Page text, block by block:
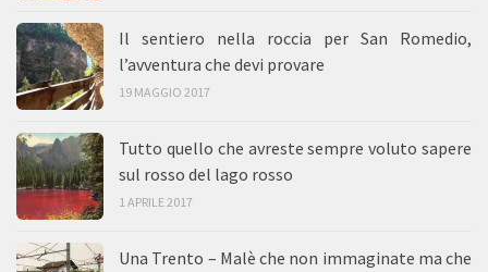
Il sentiero nella roccia per San Romedio,
l’avventura che devi provare
19 MAGGIO 2017
Tutto quello che avreste sempre voluto sapere
sul rosso del lago rosso
1 APRILE 2017
Una Trento – Malè che non immaginate ma che